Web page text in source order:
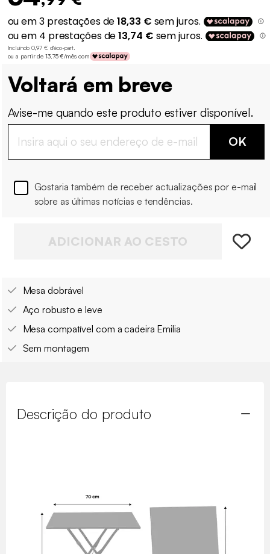
Incluindo 0,97 € d'éco-part.
ou a partir de 13,75 €/mês com
Voltará em breve
Avise-me quando este produto estiver disponível.
OK
Gostaria também de receber actualizações por e-mail
sobre as últimas notícias e tendências.
ADICIONAR AO CESTO
Mesa dobrável
Aço robusto e leve
Mesa compatível com a cadeira Emilia
Sem montagem
Descrição do produto